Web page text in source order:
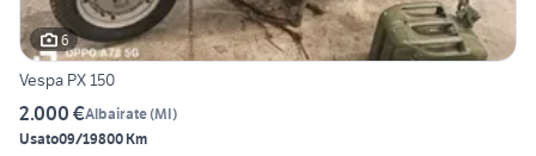
6
Vespa PX 150
2.000 €Albairate(MI)
Usato09/19800 Km